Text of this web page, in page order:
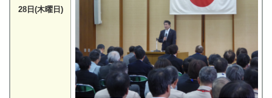
28日(木曜日)